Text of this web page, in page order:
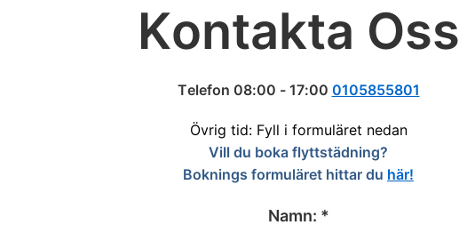
Kontakta Oss
Telefon 08:00 - 17:00 0105855801
Övrig tid: Fyll i formuläret nedan
Vill du boka flyttstädning?
Boknings formuläret hittar du här!
Namn: *